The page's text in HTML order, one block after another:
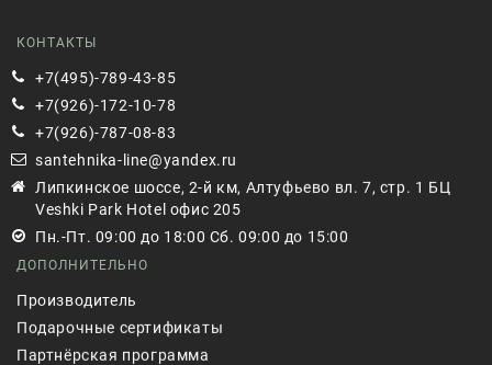
КОНТАКТЫ
+7(495)-789-43-85
+7(926)-172-10-78
+7(926)-787-08-83
santehnika-line@yandex.ru
Липкинское шоссе, 2-й км, Алтуфьево вл. 7, стр. 1 БЦ
Veshki Park Hotel офис 205
Пн.-Пт. 09:00 до 18:00 Сб. 09:00 до 15:00
ДОПОЛНИТЕЛЬНО
Производитель
Подарочные сертификаты
Партнёрская программа